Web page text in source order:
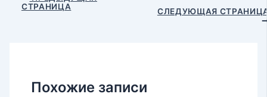
СТРАНИЦА
СЛЕДУЮЩАЯ
Похожие записи